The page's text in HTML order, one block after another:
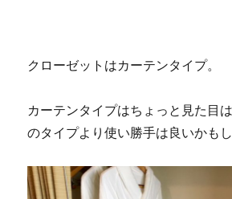
クローゼットはカーテンタイプ。
カーテンタイプはちょっと見た目
のタイプより使い勝手は良いかもし